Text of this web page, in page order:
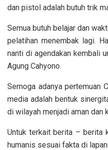
dan pistol adalah butuh trik
Semua butuh belajar dan
pelatihan menembak lagi.
nanti di agendakan kembali
Agung Cahyono.
Semoga adanya pertemuan
media adalah bentuk
di wilayah menjadi aman dan
Untuk terkait berita – berita
humanis sesuai fakta di